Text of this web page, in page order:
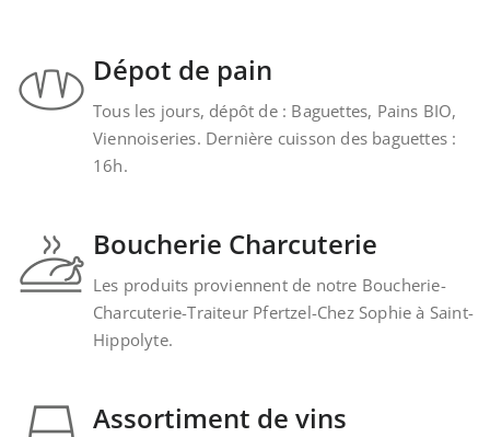
Dépot de pain
Tous les jours, dépôt de : Baguettes, Pains BIO,
Viennoiseries. Dernière cuisson des baguettes :
16h.
Boucherie Charcuterie
Les produits proviennent de notre Boucherie-
Charcuterie-Traiteur Pfertzel-Chez Sophie à Saint-
Hippolyte.
Assortiment de vins